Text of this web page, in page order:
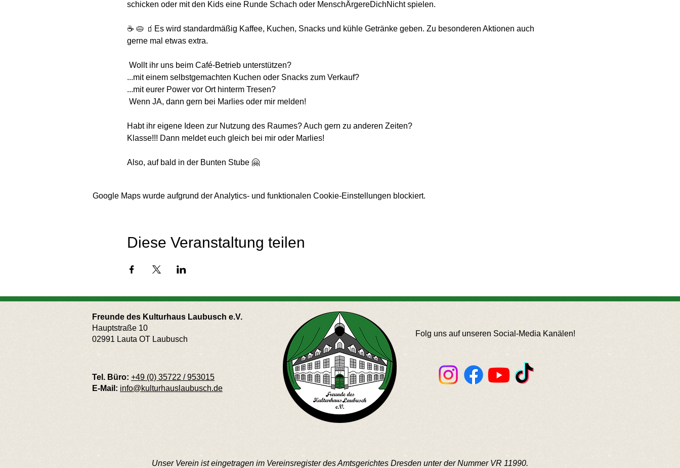
schicken oder mit den Kids eine Runde Schach oder MenschÄrgereDichNicht spielen.
☕ 🥧 🧃Es wird standardmäßig Kaffee, Kuchen, Snacks und kühle Getränke geben. Zu besonderen Aktionen auch
gerne mal etwas extra.
Wollt ihr uns beim Café-Betrieb unterstützen?
...mit einem selbstgemachten Kuchen oder Snacks zum Verkauf?
...mit eurer Power vor Ort hinterm Tresen?
Wenn JA, dann gern bei Marlies oder mir melden!
Habt ihr eigene Ideen zur Nutzung des Raumes? Auch gern zu anderen Zeiten?
Klasse!!! Dann meldet euch gleich bei mir oder Marlies!
Also, auf bald in der Bunten Stube 🤗
Google Maps wurde aufgrund der Analytics- und funktionalen Cookie-Einstellungen blockiert.
Diese Veranstaltung teilen
Freunde des Kulturhaus Laubusch e.V.
Hauptstraße 10
02991 Lauta OT Laubusch
Tel. Büro: +49 (0) 35722 / 953015
E-Mail: info@kulturhauslaubusch.de
Folg uns auf unseren Social-Media Kanälen!
Unser Verein ist eingetragen im Vereinsregister des Amtsgerichtes Dresden unter der Nummer VR 11990.